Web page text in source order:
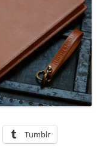
Tumblr